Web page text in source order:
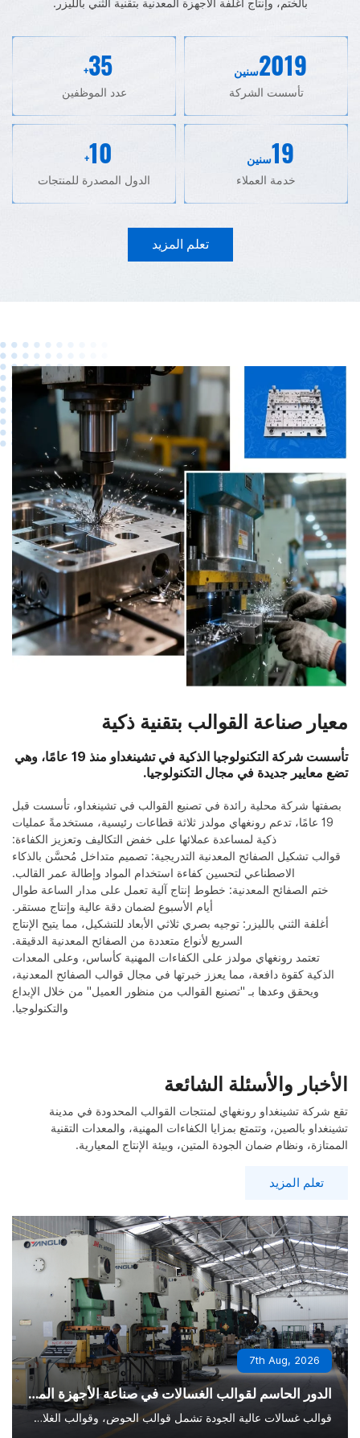
بالختم، وإنتاج أغلفة الأجهزة المعدنية بتقنية الثني بالليزر.
2019سنين
تأسست الشركة
35
+
عدد الموظفين
19سنين
خدمة العملاء
10
+
الدول المصدرة للمنتجات
تعلم المزيد
معيار صناعة القوالب بتقنية ذكية
تأسست شركة التكنولوجيا الذكية في تشينغداو منذ 19 عامًا، وهي
تضع معايير جديدة في مجال التكنولوجيا.
بصفتها شركة محلية رائدة في تصنيع القوالب في تشينغداو، تأسست قبل
19 عامًا، تدعم رونغهاي مولدز ثلاثة قطاعات رئيسية، مستخدمةً عمليات
ذكية لمساعدة عملائها على خفض التكاليف وتعزيز الكفاءة:
قوالب تشكيل الصفائح المعدنية التدريجية: تصميم متداخل مُحسَّن بالذكاء
الاصطناعي لتحسين كفاءة استخدام المواد وإطالة عمر القالب.
ختم الصفائح المعدنية: خطوط إنتاج آلية تعمل على مدار الساعة طوال
أيام الأسبوع لضمان دقة عالية وإنتاج مستقر.
أغلفة الثني بالليزر: توجيه بصري ثلاثي الأبعاد للتشكيل، مما يتيح الإنتاج
السريع لأنواع متعددة من الصفائح المعدنية الدقيقة.
تعتمد رونغهاي مولدز على الكفاءات المهنية كأساس، وعلى المعدات
الذكية كقوة دافعة، مما يعزز خبرتها في مجال قوالب الصفائح المعدنية،
ويحقق وعدها بـ "تصنيع القوالب من منظور العميل" من خلال الإبداع
والتكنولوجيا.
الأخبار والأسئلة الشائعة
تقع شركة تشينغداو رونغهاي لمنتجات القوالب المحدودة في مدينة
تشينغداو بالصين، وتتمتع بمزايا الكفاءات المهنية، والمعدات التقنية
الممتازة، ونظام ضمان الجودة المتين، وبيئة الإنتاج المعيارية.
تعلم المزيد
7th Aug, 2026
الدور الحاسم لقوالب الغسالات في صناعة الأجهزة المنزلية الحديثة
قوالب غسالات عالية الجودة تشمل قوالب الحوض، وقوالب الغلاف الخارجي، وقوالب لوحة التحكم. مصنوعة من فولاذ أدوات متين، وتتميز بدقة التصنيع، والإنتاج بكميات كبيرة وموثوقة.